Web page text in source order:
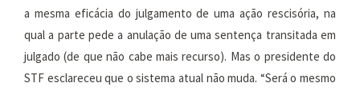
a mesma eficácia do julgamento de uma ação rescisória, na
qual a parte pede a anulação de uma sentença transitada em
julgado (de que não cabe mais recurso). Mas o presidente do
STF esclareceu que o sistema atual não muda. “Será o mesmo